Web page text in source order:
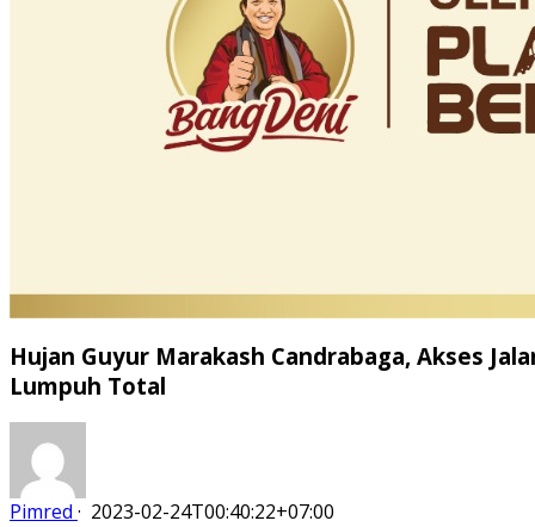
Hujan Guyur Marakash Candrabaga, Akses
Lumpuh Total
Pimred · 2023-02-24T00:40:22+07:00